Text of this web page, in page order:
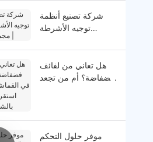
شركة تصنيع أنظمة
توجيه الأشرطة
صن رايز
هل تعاني من لفائف
فضفاضة؟ أم من تجعد
موفر حلول التحكم